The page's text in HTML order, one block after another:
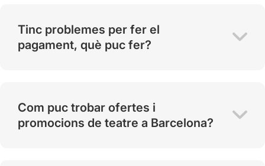
Tinc problemes per fer el
pagament, què puc fer?
Com puc trobar ofertes i
promocions de teatre a Barcelona?